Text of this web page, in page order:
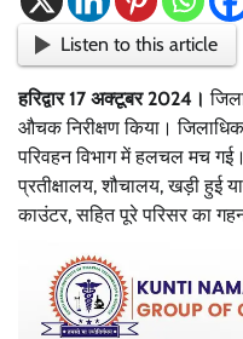
Listen to this article
हरिद्वार 17 अक्टूबर 2024।
औचक निरीक्षण किया।
परिवहन विभाग में हलचल मच
प्रतीक्षालय, शौचालय, खड़ी हुई
काउंटर, सहित पूरे परिसर का